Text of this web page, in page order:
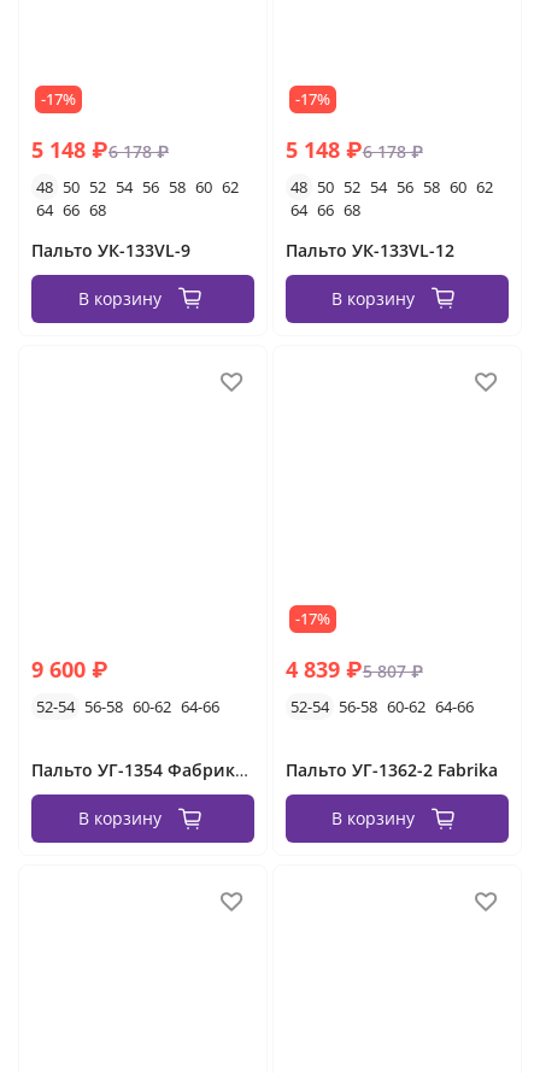
-17%
5 148 ₽6 178 ₽
48 50 52 54 56 58 60 62
64 66 68
Пальто УК-133VL-9
В корзину
-17%
5 148 ₽6 178 ₽
48 50 52 54 56 58 60 62
64 66 68
Пальто УК-133VL-12
В корзину
9 600 ₽
52-54 56-58 60-62 64-66
Пальто УГ-1354 Фабрика Моды
В корзину
-17%
4 839 ₽5 807 ₽
52-54 56-58 60-62 64-66
Пальто УГ-1362-2 Fabrika
В корзину